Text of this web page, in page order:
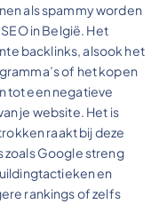
als spammy worden
in België. Het
backlinks, alsook het
of het kopen
tot een negatieve
je website. Het is
raakt bij deze
zoals Google streng
en
rankings of zelfs